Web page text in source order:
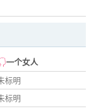
一个女人
标明
标明